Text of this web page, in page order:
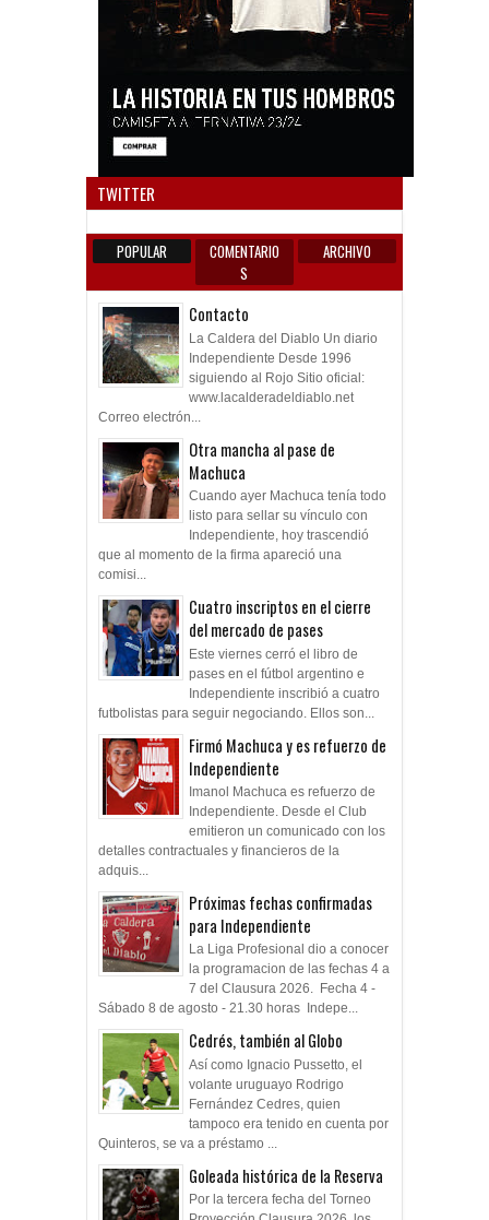
TWITTER
POPULAR
COMENTARIO
S
ARCHIVO
Contacto
La Caldera del Diablo Un diario
Independiente Desde 1996
siguiendo al Rojo Sitio oficial:
www.lacalderadeldiablo.net
Correo electrón...
Otra mancha al pase de
Machuca
Cuando ayer Machuca tenía todo
listo para sellar su vínculo con
Independiente, hoy trascendió
que al momento de la firma apareció una
comisi...
Cuatro inscriptos en el cierre
del mercado de pases
Este viernes cerró el libro de
pases en el fútbol argentino e
Independiente inscribió a cuatro
futbolistas para seguir negociando. Ellos son...
Firmó Machuca y es refuerzo de
Independiente
Imanol Machuca es refuerzo de
Independiente. Desde el Club
emitieron un comunicado con los
detalles contractuales y financieros de la
adquis...
Próximas fechas confirmadas
para Independiente
La Liga Profesional dio a conocer
la programacion de las fechas 4 a
7 del Clausura 2026. Fecha 4 -
Sábado 8 de agosto - 21.30 horas Indepe...
Cedrés, también al Globo
Así como Ignacio Pussetto, el
volante uruguayo Rodrigo
Fernández Cedres, quien
tampoco era tenido en cuenta por
Quinteros, se va a préstamo ...
Goleada histórica de la Reserva
Por la tercera fecha del Torneo